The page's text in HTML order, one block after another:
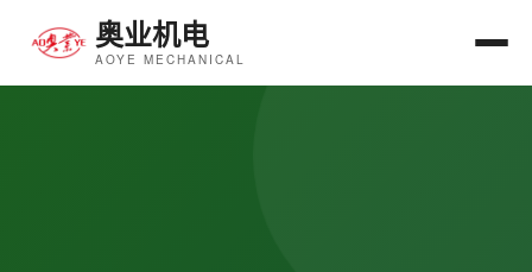
奥业机电
AOYE MECHANICAL